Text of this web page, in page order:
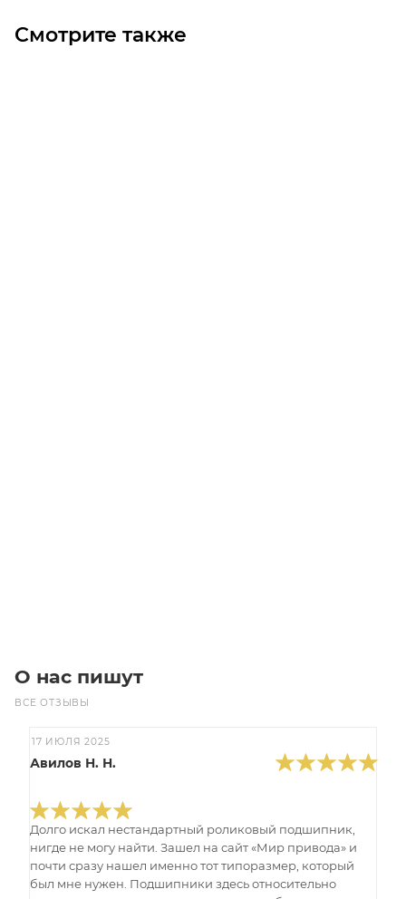
Смотрите также
О нас пишут
ВСЕ ОТЗЫВЫ
17 ИЮЛЯ 2025
Авилов Н. Н.
Долго искал нестандартный роликовый подшипник,
нигде не могу найти. Зашел на сайт «Мир привода» и
почти сразу нашел именно тот типоразмер, который
был мне нужен. Подшипники здесь относительно